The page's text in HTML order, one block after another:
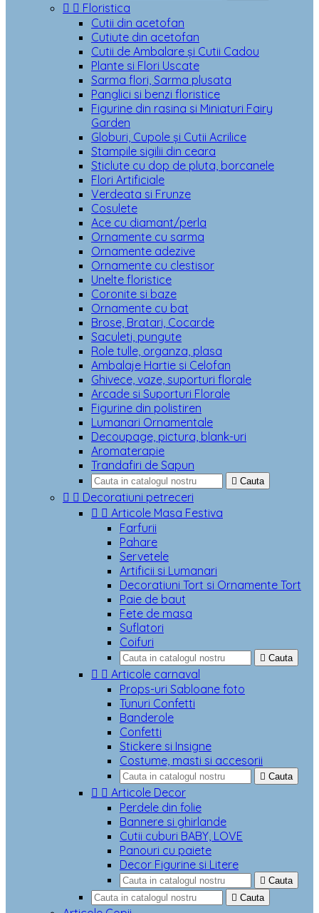
  Floristica
Cutii din acetofan
Cutiute din acetofan
Cutii de Ambalare și Cutii Cadou
Plante si Flori Uscate
Sarma flori, Sarma plusata
Panglici si benzi floristice
Figurine din rasina si Miniaturi Fairy
Garden
Globuri, Cupole și Cutii Acrilice
Stampile sigilii din ceara
Sticlute cu dop de pluta, borcanele
Flori Artificiale
Verdeata si Frunze
Cosulete
Ace cu diamant/perla
Ornamente cu sarma
Ornamente adezive
Ornamente cu clestisor
Unelte floristice
Coronite si baze
Ornamente cu bat
Brose, Bratari, Cocarde
Saculeti, pungute
Role tulle, organza, plasa
Ambalaje Hartie si Celofan
Ghivece, vaze, suporturi florale
Arcade si Suporturi Florale
Figurine din polistiren
Lumanari Ornamentale
Decoupage, pictura, blank-uri
Aromaterapie
Trandafiri de Sapun
 Cauta
  Decoratiuni petreceri
  Articole Masa Festiva
Farfurii
Pahare
Servetele
Artificii si Lumanari
Decoratiuni Tort si Ornamente Tort
Paie de baut
Fete de masa
Suflatori
Coifuri
 Cauta
  Articole carnaval
Props-uri Sabloane foto
Tunuri Confetti
Banderole
Confetti
Stickere si Insigne
Costume, masti si accesorii
 Cauta
  Articole Decor
Perdele din folie
Bannere si ghirlande
Cutii cuburi BABY, LOVE
Panouri cu paiete
Decor Figurine si Litere
 Cauta
 Cauta